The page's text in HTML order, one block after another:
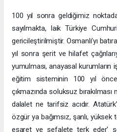
100 yıl sonra geldiğimiz
sayılmakta, laik Türkiye
gericileştirilmiştir. Osmanlı’yı
yıl sonra şerit ve hilafet
yumulması, anayasal
eğitim sisteminin 100 yıl
çıkmazında soluksuz
dalalet ne tarifsiz acıdır.
özgür ya bağımsız, şanlı,
esaret ve sefalete terk eder'